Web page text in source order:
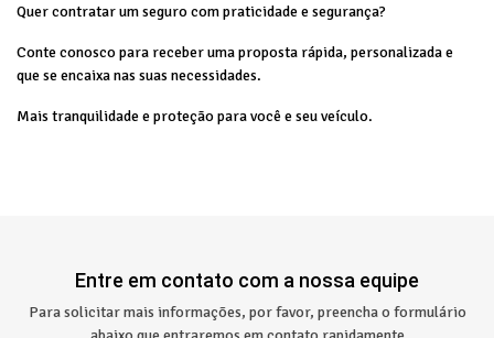
Quer contratar um seguro com praticidade e segurança?
Conte conosco para receber uma proposta rápida, personalizada e
que se encaixa nas suas necessidades.
Mais tranquilidade e proteção para você e seu veículo.
Entre em contato com a nossa equipe
Para solicitar mais informações, por favor, preencha o formulário